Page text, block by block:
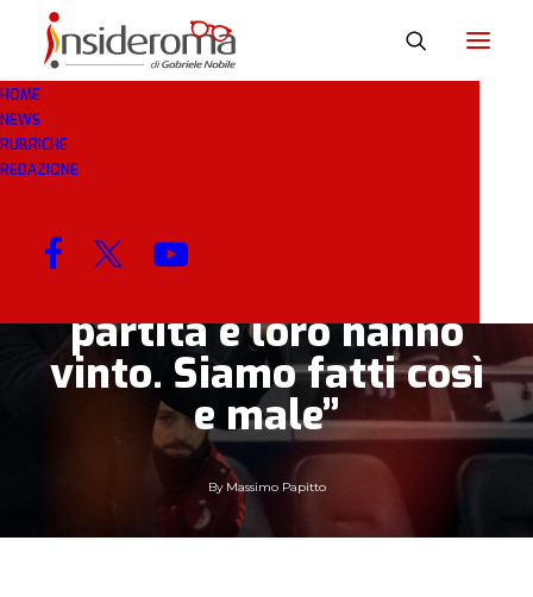
HOME
NEWS
RUBRICHE
REDAZIONE
23 GEN 2025
SkySport: “Noi
partita e loro hanno
vinto. Siamo fatti così
e male”
By Massimo Papitto